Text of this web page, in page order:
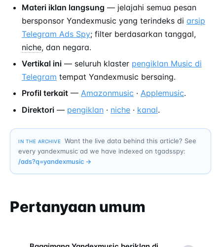
Materi iklan langsung — jelajahi semua pesan
bersponsor Yandexmusic yang terindeks di arsip
Telegram Ads Spy; filter berdasarkan tanggal,
niche, dan negara.
Vertikal ini — seluruh klaster pengiklan Music di
Telegram tempat Yandexmusic bersaing.
Profil terkait — Amazonmusic · Applemusic.
Direktori — pengiklan · niche · kanal.
IN THE ARCHIVE
Want the live data behind this article? See
every yandexmusic ad we have indexed on tgadsspy:
/ads?q=yandexmusic →
Pertanyaan umum